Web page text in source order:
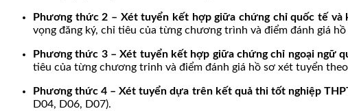
Phương thức 2 – Xét tuyển kết hợp giữa chứng chỉ quốc tế và
vọng đăng ký, chỉ tiêu của từng chương trình và điểm đánh giá
Phương thức 3 – Xét tuyển kết hợp giữa chứng chỉ ngoại ngữ
tiêu của từng chương trinh và điểm đánh giá hồ sơ xét tuyển
Phương thức 4 – Xét tuyển dựa trên kết quả thi tốt nghiệp
D04, D06, D07).